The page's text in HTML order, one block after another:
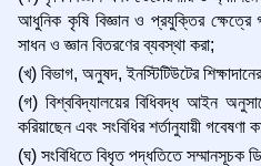
আধুনিক কৃষি বিজ্ঞান ও প্রযুক্তির ক্ষেত্রে
সাধন ও জ্ঞান বিতরণের ব্যবস্থা করা;
(খ) বিভাগ, অনুষদ, ইনস্টিটিউটের
(গ) বিশ্ববিদ্যালয়ের বিধিবদ্ধ আইন
করিয়াছেন এবং সংবিধির শর্তানুযায়ী
(ঘ) সংবিধিতে বিধৃত পদ্ধতিতে সম্মানসূচক